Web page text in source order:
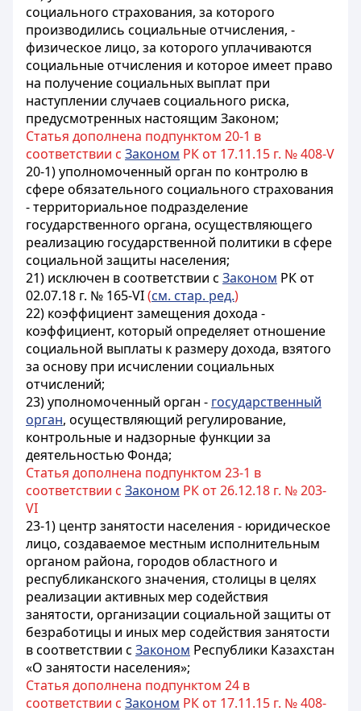
социального страхования, за которого
производились социальные отчисления, -
физическое лицо, за которого уплачиваются
социальные отчисления и которое имеет право
на получение социальных выплат при
наступлении случаев социального риска,
предусмотренных настоящим Законом;
Статья дополнена подпунктом 20-1 в
соответствии с Законом РК от 17.11.15 г. № 408-V
20-1) уполномоченный орган по контролю в
сфере обязательного социального страхования
- территориальное подразделение
государственного органа, осуществляющего
реализацию государственной политики в сфере
социальной защиты населения;
21) исключен в соответствии с Законом РК от
02.07.18 г. № 165-VI(см. стар. ред.)
22) коэффициент замещения дохода -
коэффициент, который определяет отношение
социальной выплаты к размеру дохода, взятого
за основу при исчислении социальных
отчислений;
23) уполномоченный орган - государственный
орган, осуществляющий регулирование,
контрольные и надзорные функции за
деятельностью Фонда;
Статья дополнена подпунктом 23-1 в
соответствии с Законом РК от 26.12.18 г. № 203-
VI
23-1) центр занятости населения - юридическое
лицо, создаваемое местным исполнительным
органом района, городов областного и
республиканского значения, столицы в целях
реализации активных мер содействия
занятости, организации социальной защиты от
безработицы и иных мер содействия занятости
в соответствии с Законом Республики Казахстан
«О занятости населения»;
Статья дополнена подпунктом 24 в
соответствии с Законом РК от 17.11.15 г. № 408-